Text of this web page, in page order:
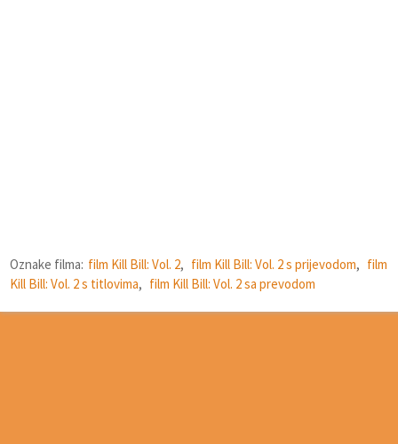
Oznake filma: film Kill Bill: Vol. 2, film Kill Bill: Vol. 2 s prijevodom, film
Kill Bill: Vol. 2 s titlovima, film Kill Bill: Vol. 2 sa prevodom